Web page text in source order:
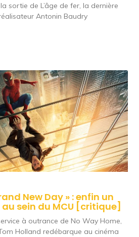
sortie de L’âge de fer, la dernière
Antonin Baudry
New Day » : enfin un
sein du MCU [critique]
à outrance de No Way Home,
Holland redébarque au cinéma